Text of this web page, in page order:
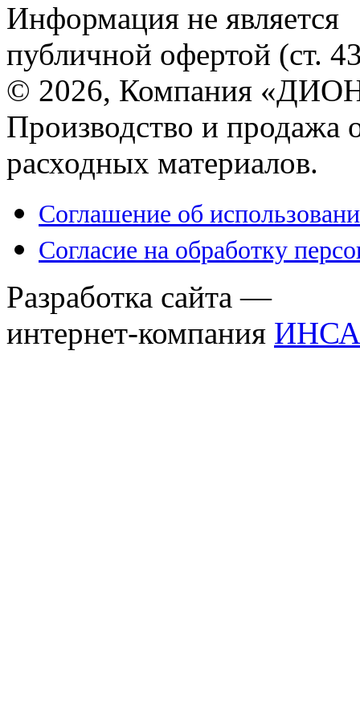
Информация не является
публичной офертой (ст.
© 2026, Компания
Производство и продажа
расходных материалов.
Соглашение об
Согласие на обработку
Разработка сайта —
интернет-компания